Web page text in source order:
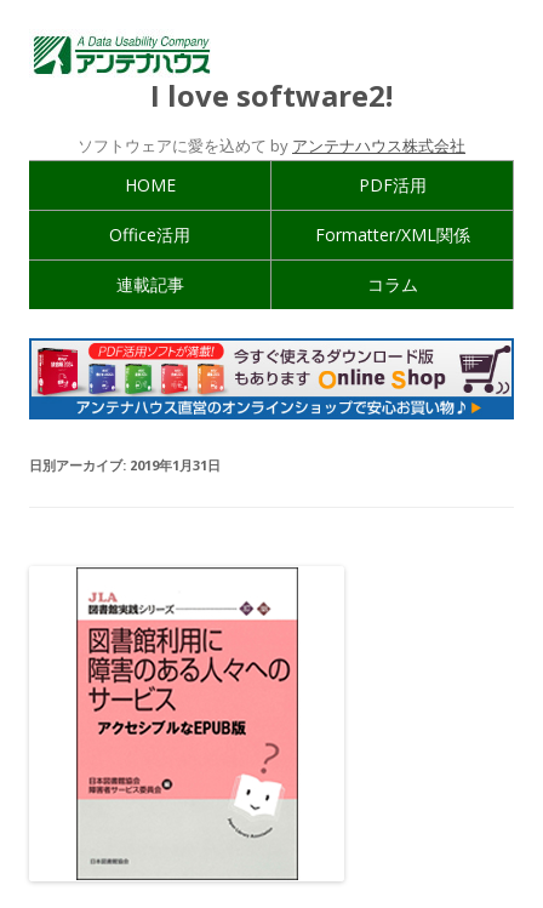
I love software2!
ソフトウェアに愛を込めて by アンテナハウス株式会社
HOME PDF活用
Office活用 Formatter/XML関係
連載記事 コラム
日別アーカイブ: 2019年1月31日